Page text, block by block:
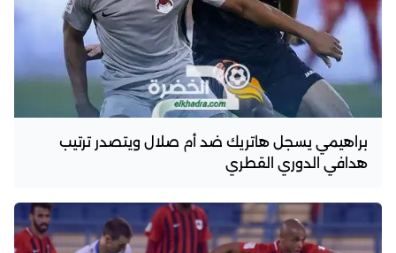
براهيمي يسجل هاتريك ضد أم صلال ويتصدر ترتيب
هدافي الدوري القطري